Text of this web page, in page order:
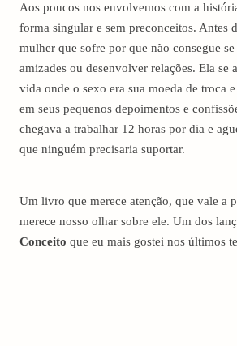
Aos poucos nos envolvemos com a
forma singular e sem preconceitos. Antes
mulher que sofre por que não consegue
amizades ou desenvolver relações. Ela se
vida onde o sexo era sua moeda de troca
em seus pequenos depoimentos e
chegava a trabalhar 12 horas por dia e
que ninguém precisaria suportar.
Um livro que merece atenção, que vale a
merece nosso olhar sobre ele. Um dos
Conceito que eu mais gostei nos últimos